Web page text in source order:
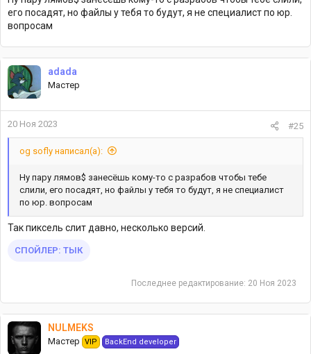
его посадят, но файлы у тебя то будут, я не специалист по юр.
вопросам
adada
Мастер
20 Ноя 2023 #25
og sofly написал(а):
Ну пару лямов$ занесёшь кому-то с разрабов чтобы тебе
слили, его посадят, но файлы у тебя то будут, я не специалист
по юр. вопросам
Так пиксель слит давно, несколько версий.
СПОЙЛЕР: ТЫК
Последнее редактирование: 20 Ноя 2023
NULMEKS
Мастер VIP BackEnd developer